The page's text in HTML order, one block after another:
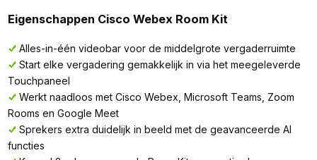
Eigenschappen Cisco Webex Room Kit
Alles-in-één videobar voor de middelgrote vergaderruimte
Start elke vergadering gemakkelijk in via het meegeleverde
Touchpaneel
Werkt naadloos met Cisco Webex, Microsoft Teams, Zoom
Rooms en Google Meet
Sprekers extra duidelijk in beeld met de geavanceerde AI
functies